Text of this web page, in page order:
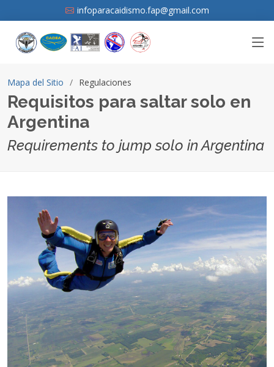
infoparacaidismo.fap@gmail.com
Mapa del Sitio Regulaciones
Requisitos para saltar solo en
Argentina
Requirements to jump solo in Argentina